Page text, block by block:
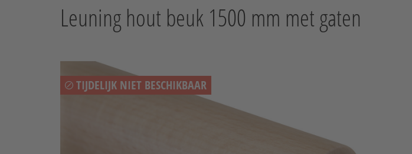
Leuning hout beuk 1500 mm met gaten
TIJDELIJK NIET BESCHIKBAAR